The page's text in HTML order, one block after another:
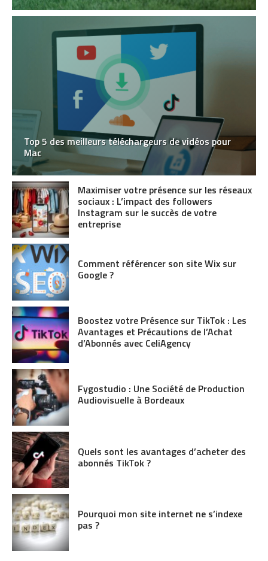
Top 5 des meilleurs téléchargeurs de vidéos pour
Mac
Maximiser votre présence sur les réseaux
sociaux : L’impact des followers
Instagram sur le succès de votre
entreprise
Comment référencer son site Wix sur
Google ?
Boostez votre Présence sur TikTok : Les
Avantages et Précautions de l’Achat
d’Abonnés avec CeliAgency
Fygostudio : Une Société de Production
Audiovisuelle à Bordeaux
Quels sont les avantages d’acheter des
abonnés TikTok ?
Pourquoi mon site internet ne s’indexe
pas ?